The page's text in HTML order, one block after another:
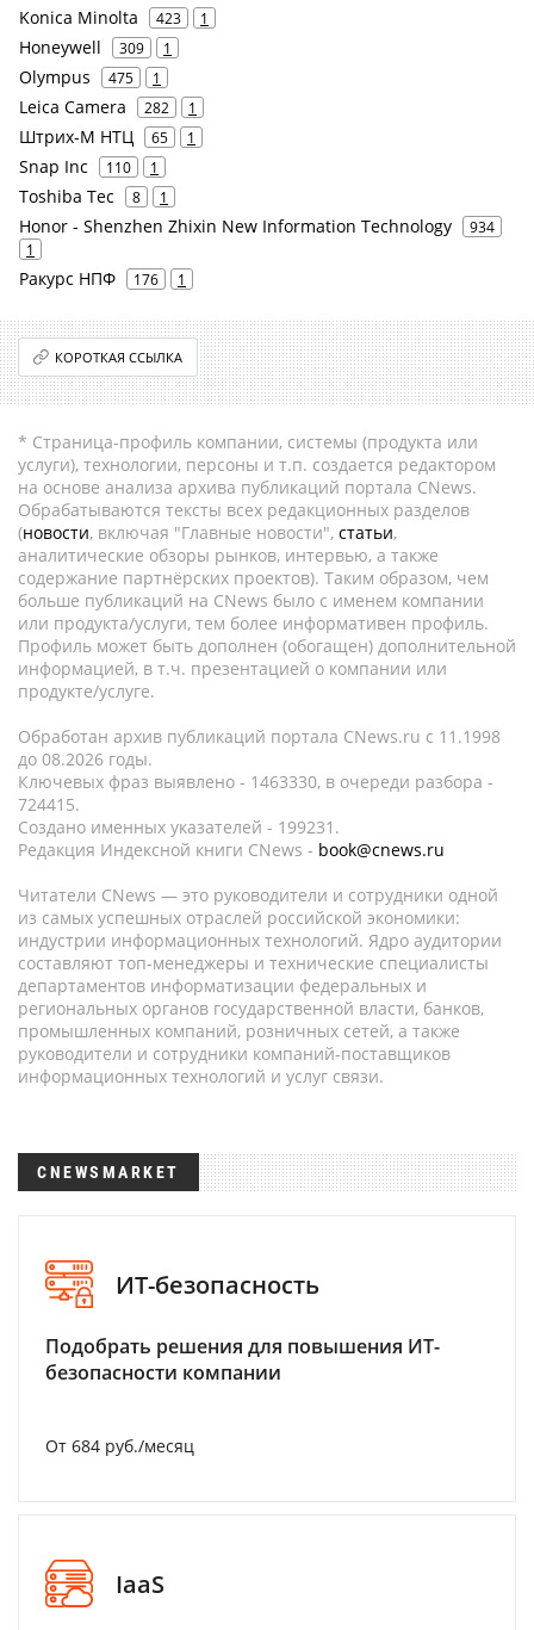
Konica Minolta 423 1
Honeywell 309 1
Olympus 475 1
Leica Camera 282 1
Штрих-М НТЦ 65 1
Snap Inc 110 1
Toshiba Tec 8 1
Honor - Shenzhen Zhixin New Information Technology
934
1
Ракурс НПФ 176 1
КОРОТКАЯ ССЫЛКА
* Страница-профиль компании, системы (продукта или
услуги), технологии, персоны и т.п. создается редактором
на основе анализа архива публикаций портала CNews.
Обрабатываются тексты всех редакционных разделов
(новости, включая "Главные новости", статьи,
аналитические обзоры рынков, интервью, а также
содержание партнёрских проектов). Таким образом, чем
больше публикаций на CNews было с именем компании
или продукта/услуги, тем более информативен профиль.
Профиль может быть дополнен (обогащен) дополнительной
информацией, в т.ч. презентацией о компании или
продукте/услуге.
Обработан архив публикаций портала CNews.ru c 11.1998
до 08.2026 годы.
Ключевых фраз выявлено - 1463330, в очереди разбора -
724415.
Создано именных указателей - 199231.
Редакция Индексной книги CNews - book@cnews.ru
Читатели CNews — это руководители и сотрудники одной
из самых успешных отраслей российской экономики:
индустрии информационных технологий. Ядро аудитории
составляют топ-менеджеры и технические специалисты
департаментов информатизации федеральных и
региональных органов государственной власти, банков,
промышленных компаний, розничных сетей, а также
руководители и сотрудники компаний-поставщиков
информационных технологий и услуг связи.
CNEWSMARKET
ИТ-безопасность
Подобрать решения для повышения ИТ-
безопасности компании
От 684 руб./месяц
IaaS